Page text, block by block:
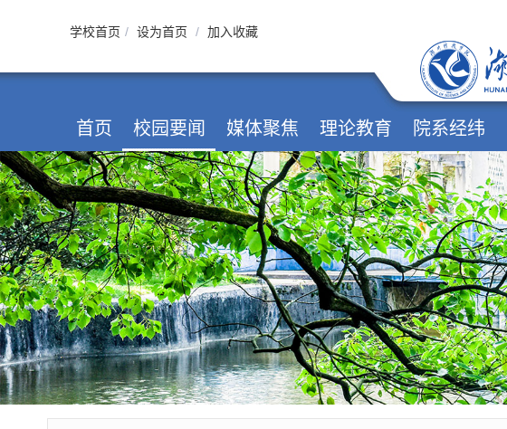
学校首页 / 设为首页 / 加入收藏
首页 校园要闻 媒体聚焦 理论教育 院系经纬